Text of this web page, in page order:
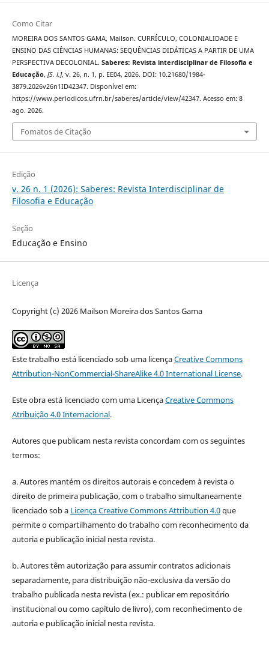
Como Citar
MOREIRA DOS SANTOS GAMA, Mailson. CURRÍCULO, COLONIALIDADE E
ENSINO DAS CIÊNCIAS HUMANAS: SEQUÊNCIAS DIDÁTICAS A PARTIR DE UMA
PERSPECTIVA DECOLONIAL. Saberes: Revista interdisciplinar de Filosofia e
Educação, [S. l.], v. 26, n. 1, p. EE04, 2026. DOI: 10.21680/1984-
3879.2026v26n1ID42347. Disponível em:
https://www.periodicos.ufrn.br/saberes/article/view/42347. Acesso em: 8
ago. 2026.
Fomatos de Citação
Edição
v. 26 n. 1 (2026): Saberes: Revista Interdisciplinar de
Filosofia e Educação
Seção
Educação e Ensino
Licença
Copyright (c) 2026 Mailson Moreira dos Santos Gama
Este trabalho está licenciado sob uma licençaCreative Commons
Attribution-NonCommercial-ShareAlike 4.0 International License.
Este obra está licenciado com uma LicençaCreative Commons
Atribuição 4.0 Internacional.
Autores que publicam nesta revista concordam com os seguintes
termos:
a. Autores mantém os direitos autorais e concedem à revista o
direito de primeira publicação, com o trabalho simultaneamente
licenciado sob a Licença Creative Commons Attribution 4.0que
permite o compartilhamento do trabalho com reconhecimento da
autoria e publicação inicial nesta revista.
b. Autores têm autorização para assumir contratos adicionais
separadamente, para distribuição não-exclusiva da versão do
trabalho publicada nesta revista (ex.: publicar em repositório
institucional ou como capítulo de livro), com reconhecimento de
autoria e publicação inicial nesta revista.